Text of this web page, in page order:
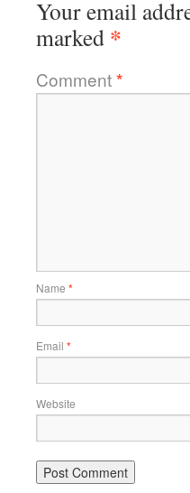
Your email
marked *
Comment*
Name *
Email *
Website